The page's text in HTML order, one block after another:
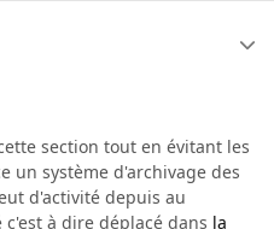
section tout en évitant les
un système d'archivage des
d'activité depuis au
à dire déplacé dans la